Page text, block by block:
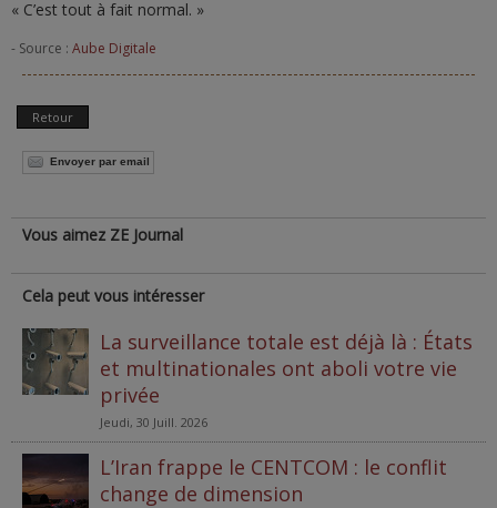
« C’est tout à fait normal. »
- Source : Aube Digitale
Retour
Envoyer par email
Vous aimez ZE Journal
Cela peut vous intéresser
La surveillance totale est déjà là : États
et multinationales ont aboli votre vie
privée
Jeudi, 30 Juill. 2026
L’Iran frappe le CENTCOM : le conflit
change de dimension